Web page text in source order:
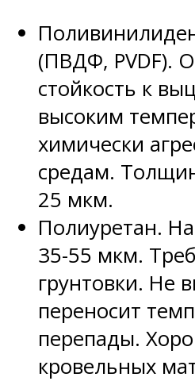
(ПВДФ, PVDF).
стойкость к
высоким
химически
средам.
25 мкм.
Полиуретан.
35-55 мкм.
грунтовки. Не
переносит
перепады.
кровельных